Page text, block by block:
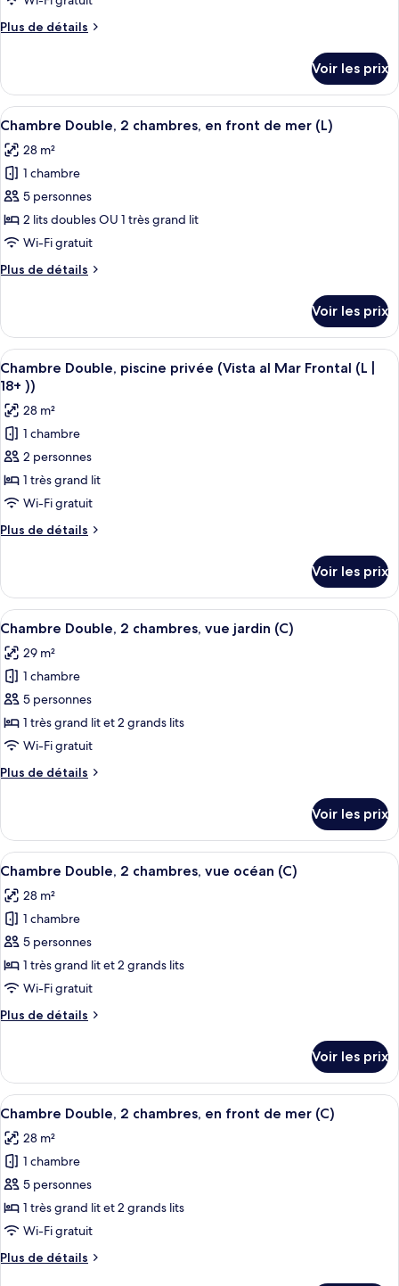
(L)
chambre :
2
chambres,
vue
partielle
sur
la
mer
(L)
Plus de détails
Plus
le
type
de
Chambre
Double,
chambres,
vue
partielle
sur
la
Voir les prix
Afficher
toutes
les
photos
pour
ce
type
chambre :
2
chambres,
en
front
de
mer
(L)
Une chambre d’hôtel avec un
7
Chambre Double, 2 chambres, en front de mer (L)
28 m²
1 chambre
5 personnes
2 lits doubles OU 1 très grand lit
Wi-Fi gratuit
Plus de détails
Plus
le
type
de
chambre
Chambre
Double,
2
chambres,
en
front
mer
(L)
Voir les prix
Afficher
toutes
les
photos
pour
ce
type
de
chambre :
Chambre
piscine
privée
(Vista
al
Mar
Frontal
(L
18+
))
Une chambre d’hôtel avec un
5
Chambre Double, piscine privée (Vista al Mar Frontal (L |
18+ ))
28 m²
1 chambre
2 personnes
1 très grand lit
Wi-Fi gratuit
Plus de détails
Plus
le
type
de
Chambre
Double,
piscine
privée
(Vista
al
Mar
Frontal
))
Voir les prix
Afficher
toutes
les
photos
pour
ce
type
chambre :
2
chambres,
vue
jardin
(C)
Une chambre d’hôtel avec deux
6
Chambre Double, 2 chambres, vue jardin (C)
29 m²
1 chambre
5 personnes
1 très grand lit et 2 grands lits
Wi-Fi gratuit
Plus de détails
Plus
le
type
de
Chambre
Double,
chambres,
vue
jardin
(C)
Voir les prix
Afficher
toutes
les
photos
pour
ce
type
chambre :
2
chambres,
vue
océan
(C)
Une chambre d’hôtel avec un
5
Chambre Double, 2 chambres, vue océan (C)
28 m²
1 chambre
5 personnes
1 très grand lit et 2 grands lits
Wi-Fi gratuit
Plus de détails
Plus
le
type
de
Chambre
Double,
chambres,
vue
océan
(C)
Voir les prix
Afficher
toutes
les
photos
pour
ce
type
chambre :
Une chambre d’hôtel avec un
7
Chambre Double, 2 chambres, en front de mer (C)
28 m²
1 chambre
5 personnes
1 très grand lit et 2 grands lits
Wi-Fi gratuit
Plus de détails
Plus